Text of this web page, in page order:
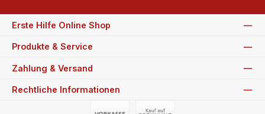
Erste Hilfe Online Shop
Produkte & Service
Zahlung & Versand
Rechtliche Informationen